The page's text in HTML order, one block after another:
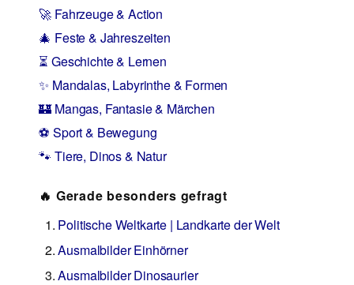
🚀 Fahrzeuge & Action
🎄 Feste & Jahreszeiten
⏳ Geschichte & Lernen
✨ Mandalas, Labyrinthe & Formen
🏰 Mangas, Fantasie & Märchen
⚽ Sport & Bewegung
🐾 Tiere, Dinos & Natur
🔥 Gerade besonders gefragt
Politische Weltkarte | Landkarte der Welt
Ausmalbilder Einhörner
Ausmalbilder Dinosaurier